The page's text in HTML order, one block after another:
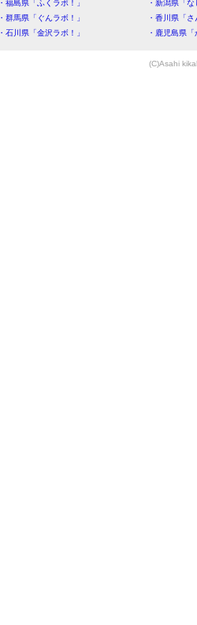
・福島県「ふくラボ！」
・新潟県「
・群馬県「ぐんラボ！」
・香川県「
・石川県「金沢ラボ！」
・鹿児島県
(C)Asahi